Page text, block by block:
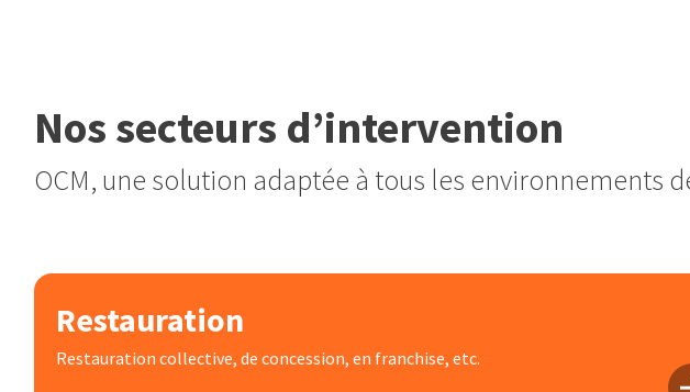
Nos secteurs d’intervention
OCM, une solution adaptée à tous les environnements
Restauration
Restauration collective, de concession, en franchise, etc.